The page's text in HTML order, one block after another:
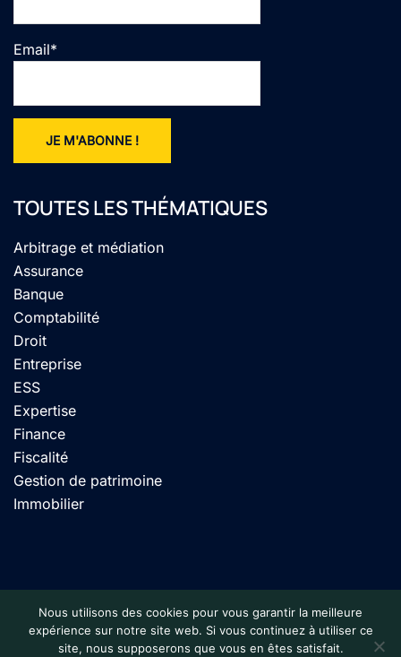
Email*
TOUTES LES THÉMATIQUES
Arbitrage et médiation
Assurance
Banque
Comptabilité
Droit
Entreprise
ESS
Expertise
Finance
Fiscalité
Gestion de patrimoine
Immobilier
© 2024 Calnbiz. Tous droits réservés. Site conçu par
pasSweb
Nous utilisons des cookies pour vous garantir la meilleure
expérience sur notre site web. Si vous continuez à utiliser ce
site, nous supposerons que vous en êtes satisfait.